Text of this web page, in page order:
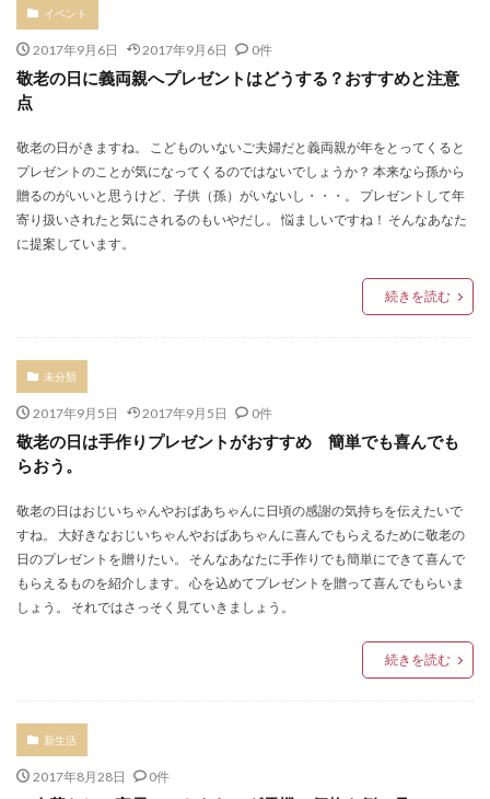
イベント
2017年9月6日 2017年9月6日 0件
敬老の日に義両親へプレゼントはどうする？おすすめと注意
点
敬老の日がきますね。 こどものいないご夫婦だと義両親が年をとってくると
プレゼントのことが気になってくるのではないでしょうか？ 本来なら孫から
贈るのがいいと思うけど、子供（孫）がいないし・・・。 プレゼントして年
寄り扱いされたと気にされるのもいやだし。 悩ましいですね！ そんなあなた
に提案しています。
続きを読む
未分類
2017年9月5日 2017年9月5日 0件
敬老の日は手作りプレゼントがおすすめ 簡単でも喜んでも
らおう。
敬老の日はおじいちゃんやおばあちゃんに日頃の感謝の気持ちを伝えたいで
すね。 大好きなおじいちゃんやおばあちゃんに喜んでもらえるために敬老の
日のプレゼントを贈りたい。 そんなあなたに手作りでも簡単にできて喜んで
もらえるものを紹介します。 心を込めてプレゼントを贈って喜んでもらいま
しょう。 それではさっそく見ていきましょう。
続きを読む
新生活
2017年8月28日 0件